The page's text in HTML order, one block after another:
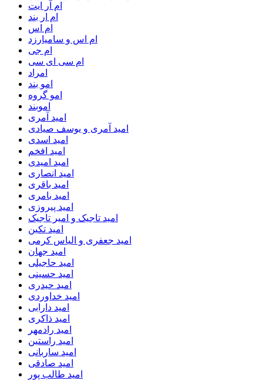
ام آر ایت
ام‌ ار بند
ام اس
ام اس و سامیارزد
ام جی
ام سی ای سی
امراد
امو بند
امو گروه
اموبند
امید آمری
امید آمری و یوسف صیادی
امید اسدی
امید افخم
امید امیدی
امید انصاری
امید باقری
امید بامری
امید پیروزی
امید تاجیک و امیر تاجیک
امید تکین
امید جعفری و الیاس کرمی
امید جهان
امید حاجیلی
امید حسینی
امید حیدری
امید خداوردی
امید دارابی
امید ذاکری
امید رادمهر
امید راستین
امید ساربانی
امید صادقی
امید طالب پور